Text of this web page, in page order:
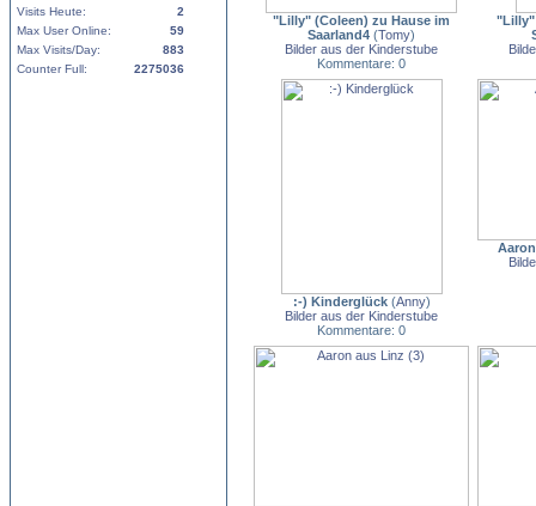
Visits Heute:
2
Max User Online:
59
Max Visits/Day:
883
Counter Full:
2275036
"Lilly" (Coleen) zu Hause im
Saarland4 (Tomy)
Bilder aus der Kinderstube
Kommentare: 0
"Lilly"
:-) Kinderglück(Anny)
Bilder aus der Kinderstube
Kommentare: 0